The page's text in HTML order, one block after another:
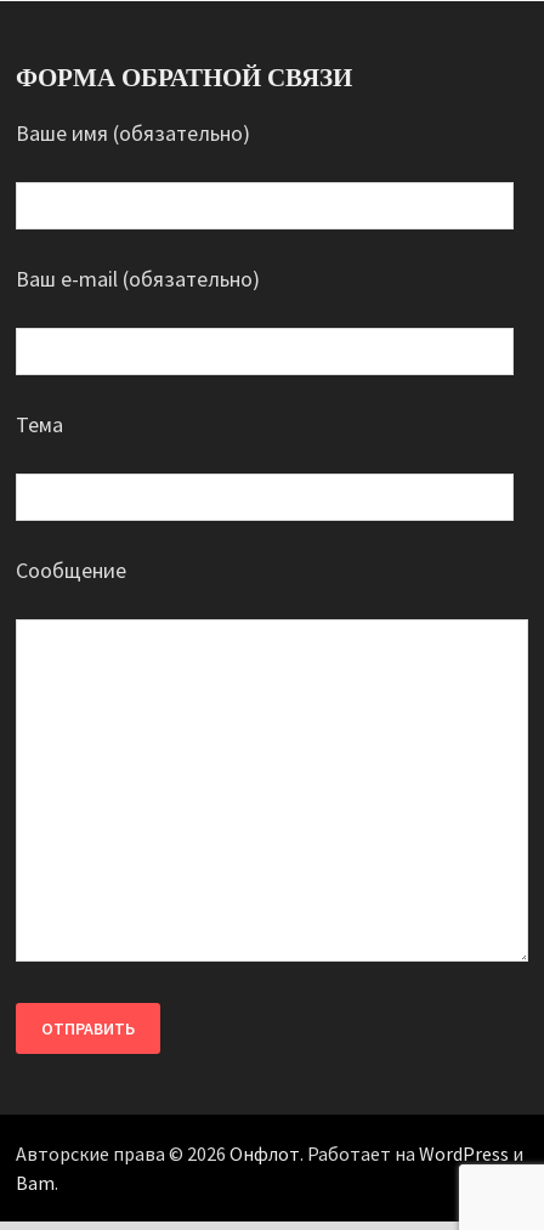
ФОРМА ОБРАТНОЙ СВЯЗИ
Ваше имя (обязательно)
Ваш e-mail (обязательно)
Тема
Сообщение
Авторские права © 2026 Онфлот. Работает на WordPress и
Bam.